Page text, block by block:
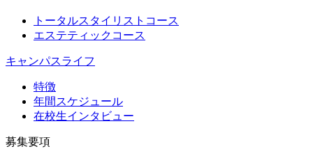
トータルスタイリストコース
エステティックコース
キャンパスライフ
特徴
年間スケジュール
在校生インタビュー
募集要項